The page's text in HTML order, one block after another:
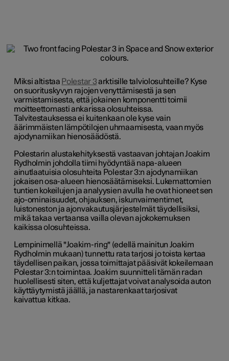
Miksi altistaa Polestar 3arktisille talviolosuhteille? Kyse
on suorituskyvyn rajojen venyttämisestä ja sen
varmistamisesta, että jokainen komponentti toimii
moitteettomasti ankarissa olosuhteissa.
Talvitestauksessa ei kuitenkaan ole kyse vain
äärimmäisten lämpötilojen uhmaamisesta, vaan myös
ajodynamiikan hienosäädöstä.
Polestarin alustakehityksestä vastaavan johtajan Joakim
Rydholmin johdolla tiimi hyödyntää napa-alueen
ainutlaatuisia olosuhteita Polestar 3:n ajodynamiikan
jokaisen osa-alueen hienosäätämiseksi. Lukemattomien
tuntien kokeilujen ja analyysien avulla he ovat hioneet sen
ajo-ominaisuudet, ohjauksen, iskunvaimentimet,
luistoneston ja ajonvakautusjärjestelmät täydellisiksi,
mikä takaa vertaansa vailla olevan ajokokemuksen
kaikissa olosuhteissa.
Lempinimellä "Joakim-ring" (edellä mainitun Joakim
Rydholmin mukaan) tunnettu rata tarjosi jo toista kertaa
täydellisen paikan, jossa toimittajat pääsivät kokeilemaan
Polestar 3:n toimintaa. Joakim suunnitteli tämän radan
huolellisesti siten, että kuljettajat voivat analysoida auton
käyttäytymistä jäällä, ja nastarenkaat tarjosivat
kaivattua kitkaa.